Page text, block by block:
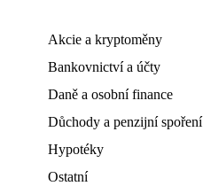
Akcie a kryptoměny
Bankovnictví a účty
Daně a osobní finance
Důchody a penzijní spoření
Hypotéky
Ostatní